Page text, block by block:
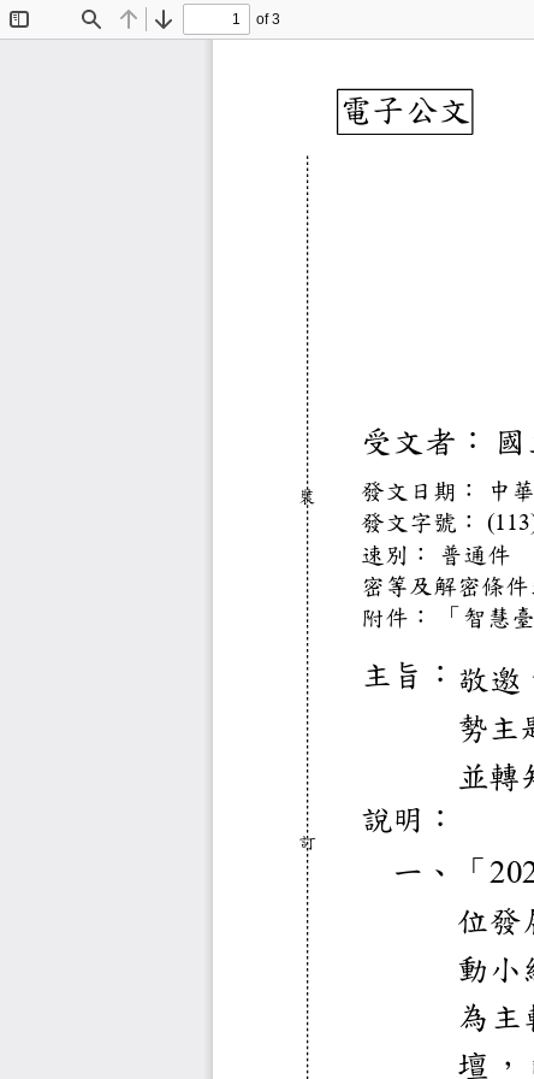
Find Previous
Next
of 3
主旨：
說明：
受文者
發文日期
發文字號
速別：
普通
密等及解
附件：「智
敬
勢
並
一、
「
位
動
為
壇
裝
訂
電子公文